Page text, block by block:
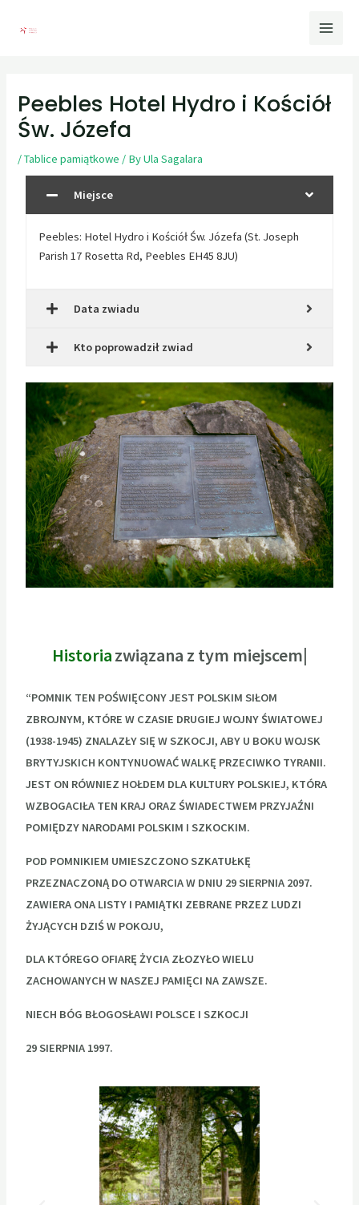
Peebles Hotel Hydro i Kościół
Św. Józefa
/Tablice pamiątkowe / ByUla Sagalara
Miejsce
Peebles: Hotel Hydro i Kościół Św. Józefa (St. Joseph
Parish 17 Rosetta Rd, Peebles EH45 8JU)
Data zwiadu
Kto poprowadził zwiad
Historia zw
“POMNIK TEN POŚWIĘCONY JEST POLSKIM SIŁOM
ZBROJNYM, KTÓRE W CZASIE DRUGIEJ WOJNY ŚWIATOWEJ
(1938-1945) ZNALAZŁY SIĘ W SZKOCJI, ABY U BOKU WOJSK
BRYTYJSKICH KONTYNUOWAĆ WALKĘ PRZECIWKO TYRANII.
JEST ON RÓWNIEZ HOŁDEM DLA KULTURY POLSKIEJ, KTÓRA
WZBOGACIŁA TEN KRAJ ORAZ ŚWIADECTWEM PRZYJAŹNI
POMIĘDZY NARODAMI POLSKIM I SZKOCKIM.
POD POMNIKIEM UMIESZCZONO SZKATUŁKĘ
PRZEZNACZONĄ DO OTWARCIA W DNIU 29 SIERPNIA 2097.
ZAWIERA ONA LISTY I PAMIĄTKI ZEBRANE PRZEZ LUDZI
ŻYJĄCYCH DZIŚ W POKOJU,
DLA KTÓREGO OFIARĘ ŻYCIA ZŁOZYŁO WIELU
ZACHOWANYCH W NASZEJ PAMIĘCI NA ZAWSZE.
NIECH BÓG BŁOGOSŁAWI POLSCE I SZKOCJI
29 SIERPNIA 1997.